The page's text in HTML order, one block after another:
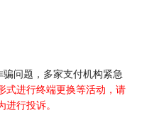
问题，多家支付机构紧急
式进行终端更换等活动，请
行投诉。